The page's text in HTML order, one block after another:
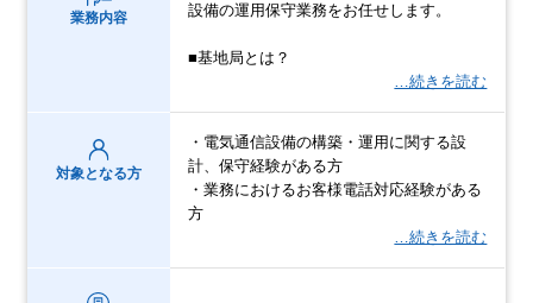
業務内容
設備の運用保守業務をお任せします。
■基地局とは？
…続きを読む
対象となる方
・電気通信設備の構築・運用に関する設
計、保守経験がある方
・業務におけるお客様電話対応経験がある
方
…続きを読む